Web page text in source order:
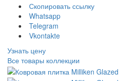
Скопировать ссылку
Whatsapp
Telegram
Vkontakte
Узнать цену
Все товары коллекции